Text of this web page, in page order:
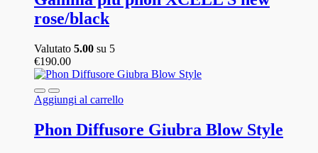
rose/black
Valutato 5.00 su 5
€190.00
Aggiungi al carrello
Phon Diffusore Giubra Blow Style